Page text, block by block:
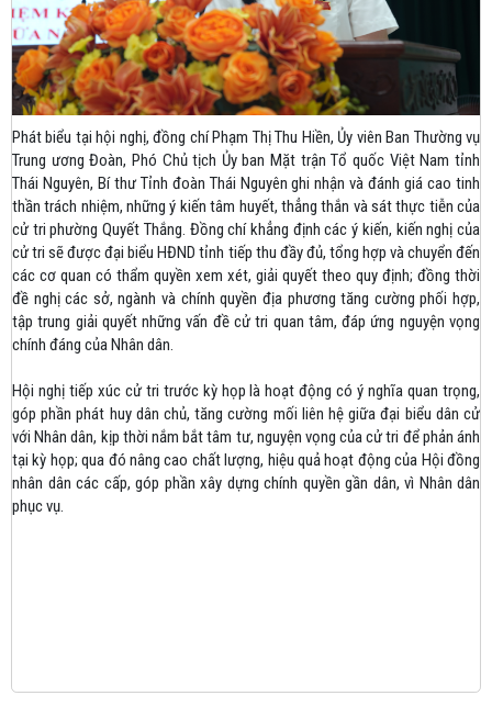
Phát biểu tại hội nghị, đồng chí Phạm Thị Thu Hiền, Ủy viên Ban Thường vụ
Trung ương Đoàn, Phó Chủ tịch Ủy ban Mặt trận Tổ quốc Việt Nam tỉnh
Thái Nguyên, Bí thư Tỉnh đoàn Thái Nguyên ghi nhận và đánh giá cao tinh
thần trách nhiệm, những ý kiến tâm huyết, thẳng thắn và sát thực tiễn của
cử tri phường Quyết Thắng. Đồng chí khẳng định các ý kiến, kiến nghị của
cử tri sẽ được đại biểu HĐND tỉnh tiếp thu đầy đủ, tổng hợp và chuyển đến
các cơ quan có thẩm quyền xem xét, giải quyết theo quy định; đồng thời
đề nghị các sở, ngành và chính quyền địa phương tăng cường phối hợp,
tập trung giải quyết những vấn đề cử tri quan tâm, đáp ứng nguyện vọng
chính đáng của Nhân dân.
Hội nghị tiếp xúc cử tri trước kỳ họp là hoạt động có ý nghĩa quan trọng,
góp phần phát huy dân chủ, tăng cường mối liên hệ giữa đại biểu dân cử
với Nhân dân, kịp thời nắm bắt tâm tư, nguyện vọng của cử tri để phản ánh
tại kỳ họp; qua đó nâng cao chất lượng, hiệu quả hoạt động của Hội đồng
nhân dân các cấp, góp phần xây dựng chính quyền gần dân, vì Nhân dân
phục vụ.